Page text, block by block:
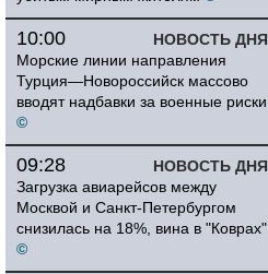
НОВОСТЬ ДНЯ
10:00
Морские линии направления
Турция—Новороссийск массово
вводят надбавки за военные риски
©
НОВОСТЬ ДНЯ
09:28
Загрузка авиарейсов между
Москвой и Санкт-Петербургом
снизилась на 18%, вина в "Коврах"
©